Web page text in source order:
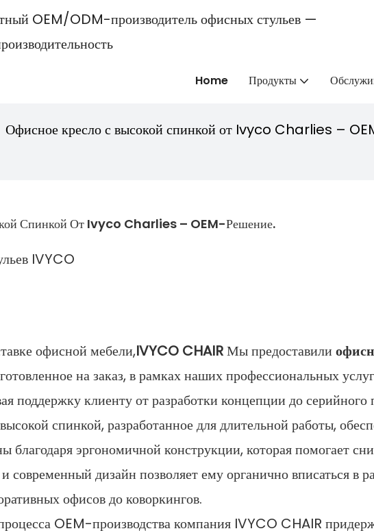
OEM/ODM-производитель офисных стульев —
Home Продукты
Офисное кресло с высокой спинкой от Ivyco Charlies –
Спинкой От Ivyco Charlies – OEM-Решение.
IVYCO
офисной мебели,IVYCO CHAIRМы предоставили
на заказ, в рамках наших профессиональных
поддержку клиенту от разработки концепции до серийного
спинкой, разработанное для длительной работы,
эргономичной конструкции, которая помогает
современный дизайн позволяет ему органично вписаться в
офисов до коворкингов.
OEM-производства компания IVYCO CHAIR